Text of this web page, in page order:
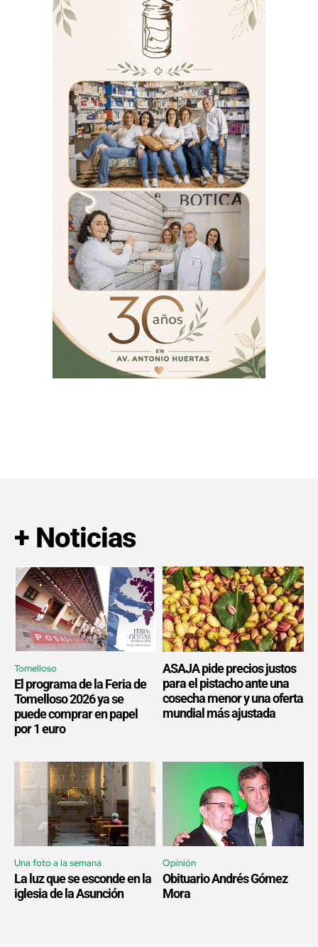
+ Noticias
Tomelloso
El programa de la Feria de
Tomelloso 2026 ya se
puede comprar en papel
por 1 euro
ASAJA pide precios justos
para el pistacho ante una
cosecha menor y una oferta
mundial más ajustada
Una foto a la semana
La luz que se esconde en la
iglesia de la Asunción
Opinión
Obituario Andrés Gómez
Mora